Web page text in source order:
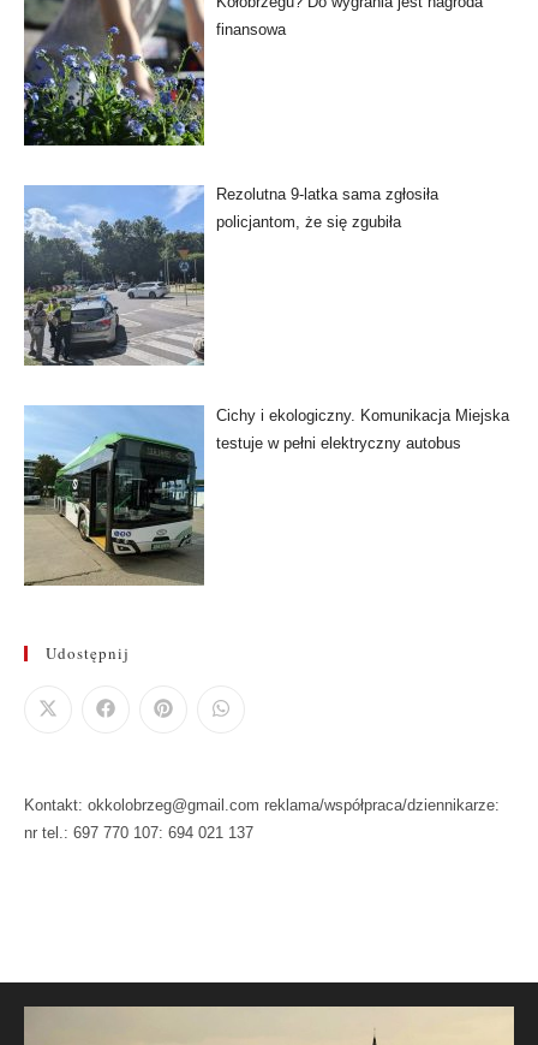
finansowa
Rezolutna 9-latka sama zgłosiła
policjantom, że się zgubiła
Cichy i ekologiczny. Komunikacja Miejska
testuje w pełni elektryczny autobus
Udostępnij
Kontakt: okkolobrzeg@gmail.com reklama/współpraca/dziennikarze:
nr tel.: 697 770 107: 694 021 137